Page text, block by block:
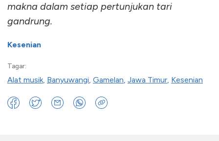
makna dalam setiap pertunjukan tari
gandrung.
Kesenian
Tagar:
Alat musik, Banyuwangi, Gamelan, Jawa Timur, Kesenian